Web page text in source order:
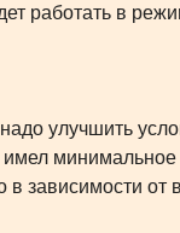
работать в
улучшить
минимальное
в зависимости